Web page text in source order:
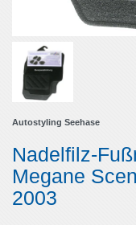
Autostyling Seehase
Nadelfilz-
Megane
2003